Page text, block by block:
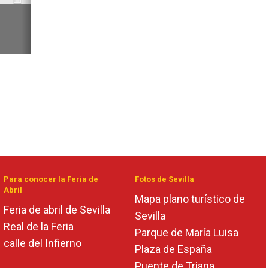
Para conocer la Feria de
Abril
Feria de abril de Sevilla
Real de la Feria
calle del Infierno
Fotos de Sevilla
Mapa plano turístico de
Sevilla
Parque de María Luisa
Plaza de España